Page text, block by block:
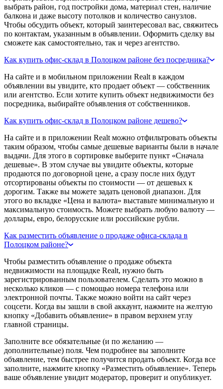
выбрать район, год постройки дома, материал стен, наличие
балкона и даже высоту потолков и количество санузлов.
Чтобы обсудить объект, который заинтересовал вас, свяжитесь
по контактам, указанным в объявлении. Оформить сделку вы
сможете как самостоятельно, так и через агентство.
Как купить офис-склад в Полоцком районе без посредника?
На сайте и в мобильном приложении Realt в каждом
объявлении вы увидите, кто продает объект — собственник
или агентство. Если хотите купить объект недвижимости без
посредника, выбирайте объявления от собственников.
Как купить офис-склад в Полоцком районе дешево?
На сайте и в приложении Realt можно отфильтровать объекты
таким образом, чтобы самые дешевые варианты были в начале
выдачи. Для этого в сортировке выберите пункт «Сначала
дешевые». В этом случае вы увидите объекты, которые
продаются по договорной цене, а сразу после них будут
отсортированы объекты по стоимости — от дешевых к
дорогим. Также вы можете задать ценовой диапазон. Для
этого во вкладке «Цена и валюта» выставьте минимальную и
максимальную стоимость. Можете выбрать любую валюту —
доллары, евро, белорусские или российские рубли.
Как разместить объявление о продаже офиса-склада в
Полоцком районе?
Чтобы разместить объявление о продаже объекта
недвижимости на площадке Realt, нужно быть
зарегистрированным пользователем. Сделать это можно в
несколько кликов — с помощью номера телефона или
электронной почты. Также можно войти на сайт через
соцсети. Когда вы зашли в свой аккаунт, нажмите на желтую
кнопку «Добавить объявление» в правом верхнем углу
главной страницы.
Заполните все обязательные (и по желанию —
дополнительные) поля. Чем подробнее вы заполните
объявление, тем быстрее получится продать объект. Когда все
заполните, нажмите кнопку «Разместить объявление». Теперь
ваше объявление увидит модератор, проверит и опубликует.